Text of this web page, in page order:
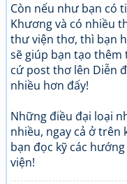
Còn nếu như bạn có
Khương và có nhiều
thư viện thơ, thì bạn
sẽ giúp bạn tạo thêm
cứ post thơ lên Diễn
nhiều hơn đấy!
Những điều đại loại
nhiều, ngay cả ở trên
bạn đọc kỹ các
viện!